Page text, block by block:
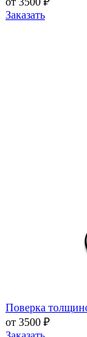
Заказать
Поверка
от 3500 ₽